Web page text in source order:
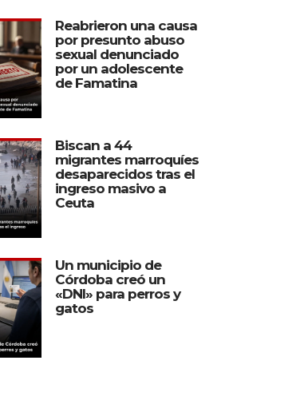
Reabrieron una causa
por presunto abuso
sexual denunciado
por un adolescente
de Famatina
Biscan a 44
migrantes marroquíes
desaparecidos tras el
ingreso masivo a
Ceuta
Un municipio de
Córdoba creó un
«DNI» para perros y
gatos